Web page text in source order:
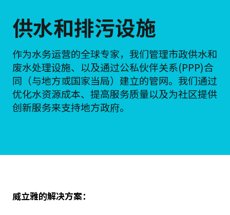
供水和排污设施
作为水务运营的全球专家，我们管理市政供水和
废水处理设施、以及通过公私伙伴关系(PPP)合
同（与地方或国家当局）建立的管网。我们通过
优化水资源成本、提高服务质量以及为社区提供
创新服务来支持地方政府。
威立雅的解决方案：